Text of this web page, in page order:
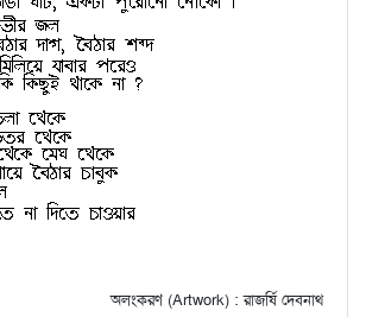
অলংকরণ (Artwork) : রাজর্ষি দেবনাথ